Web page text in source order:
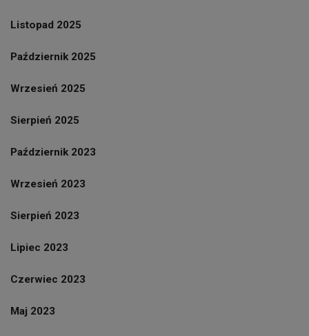
Listopad 2025
Październik 2025
Wrzesień 2025
Sierpień 2025
Październik 2023
Wrzesień 2023
Sierpień 2023
Lipiec 2023
Czerwiec 2023
Maj 2023